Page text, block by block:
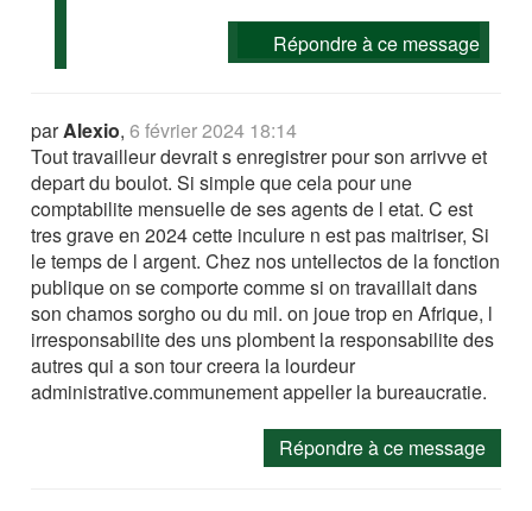
Répondre à ce message
parAlexio,6 février 2024 18:14
Tout travailleur devrait s enregistrer pour son arrivve et
depart du boulot. Si simple que cela pour une
comptabilite mensuelle de ses agents de l etat. C est
tres grave en 2024 cette inculure n est pas maitriser, Si
le temps de l argent. Chez nos untellectos de la fonction
publique on se comporte comme si on travaillait dans
son chamos sorgho ou du mil. on joue trop en Afrique, l
irresponsabilite des uns plombent la responsabilite des
autres qui a son tour creera la lourdeur
administrative.communement appeller la bureaucratie.
Répondre à ce message